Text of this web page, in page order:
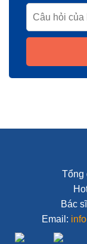
Tổng
Bác
Email: